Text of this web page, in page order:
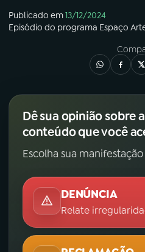
Publicado em13/12/2024
Episódio do programa Espaço
Dê sua opinião sobre
conteúdo que você
Escolha sua
DENÚNCIA
Relate